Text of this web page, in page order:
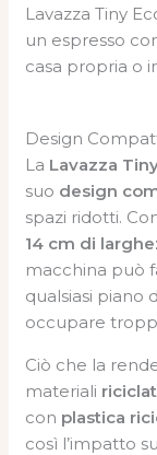
Lavazza Tiny
un espresso
casa propria o
Design
La Lavazza
suo design
spazi ridotti.
14 cm di
macchina può
qualsiasi piano
occupare
Ciò che la
materiali
con plastica
così l’impatto